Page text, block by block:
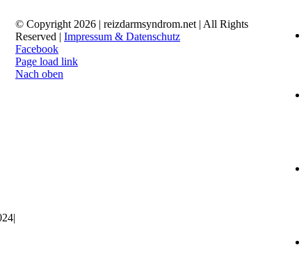
|
© Copyright 2026 | reizdarmsyndrom.net | All Rights
Reserved | Impressum & Datenschutz
Facebook
Page load link
Nach oben